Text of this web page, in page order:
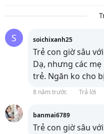
S soichixanh25
Trẻ con giờ sâu
Dạ, nhưng các
trẻ. Ngăn ko cho
8 năm trước Trả lời
banmai6789
Trẻ con giờ sâu